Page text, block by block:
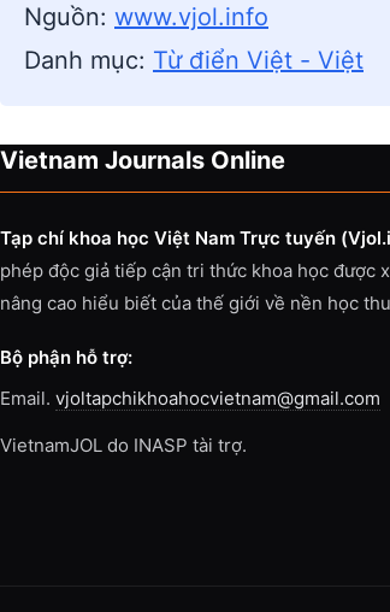
Nguồn: www.vjol.info
Danh mục: Từ điển Việt - Việt
Vietnam Journals Online
Tạp chí khoa học Việt Nam Trực tuyến
phép độc giả tiếp cận tri thức khoa học được
nâng cao hiểu biết của thế giới về nền học
Bộ phận hỗ trợ:
Email. vjoltapchikhoahocvietnam@gmail.com
VietnamJOL do INASP tài trợ.